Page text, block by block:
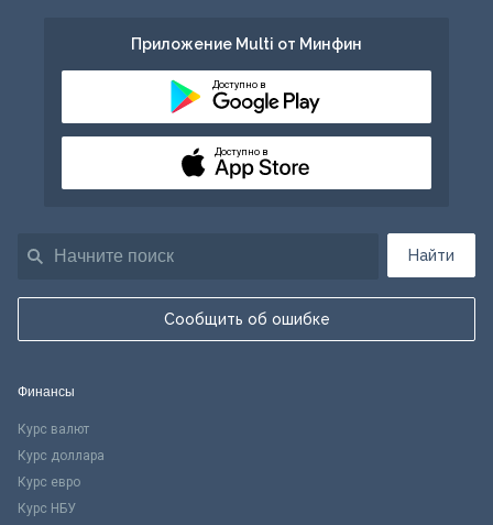
Найти
Сообщить об ошибке
Приложение Multi от Минфин
Доступно в
Доступно в
Финансы
Курс валют
Курс доллара
Курс евро
Курс НБУ